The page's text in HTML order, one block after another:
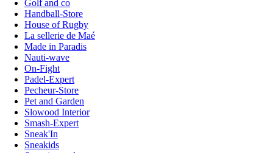
Golf and co
Handball-Store
House of Rugby
La sellerie de Maé
Made in Paradis
Nauti-wave
On-Fight
Padel-Expert
Pecheur-Store
Pet and Garden
Slowood Interior
Smash-Expert
Sneak'In
Sneakids